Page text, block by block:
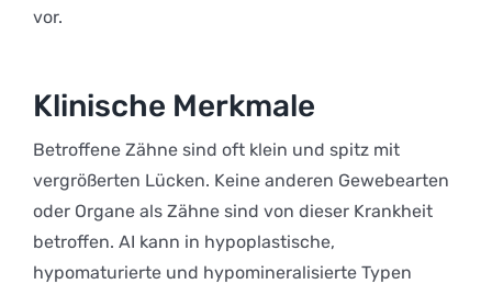
vor.
Klinische Merkmale
Betroffene Zähne sind oft klein und spitz mit
vergrößerten Lücken. Keine anderen Gewebearten
oder Organe als Zähne sind von dieser Krankheit
betroffen. AI kann in hypoplastische,
hypomaturierte und hypomineralisierte Typen